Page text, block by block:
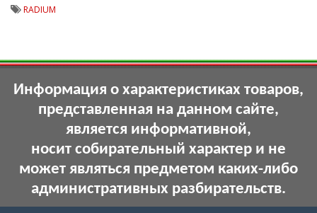
RADIUM
Информация о характеристиках товаров,
представленная на данном сайте,
является информативной,
носит собирательный характер и не
может являться предметом каких-либо
административных разбирательств.